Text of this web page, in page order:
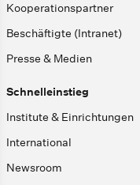
Kooperationspartner
Beschäftigte (Intranet)
Presse & Medien
Schnelleinstieg
Institute & Einrichtungen
International
Newsroom